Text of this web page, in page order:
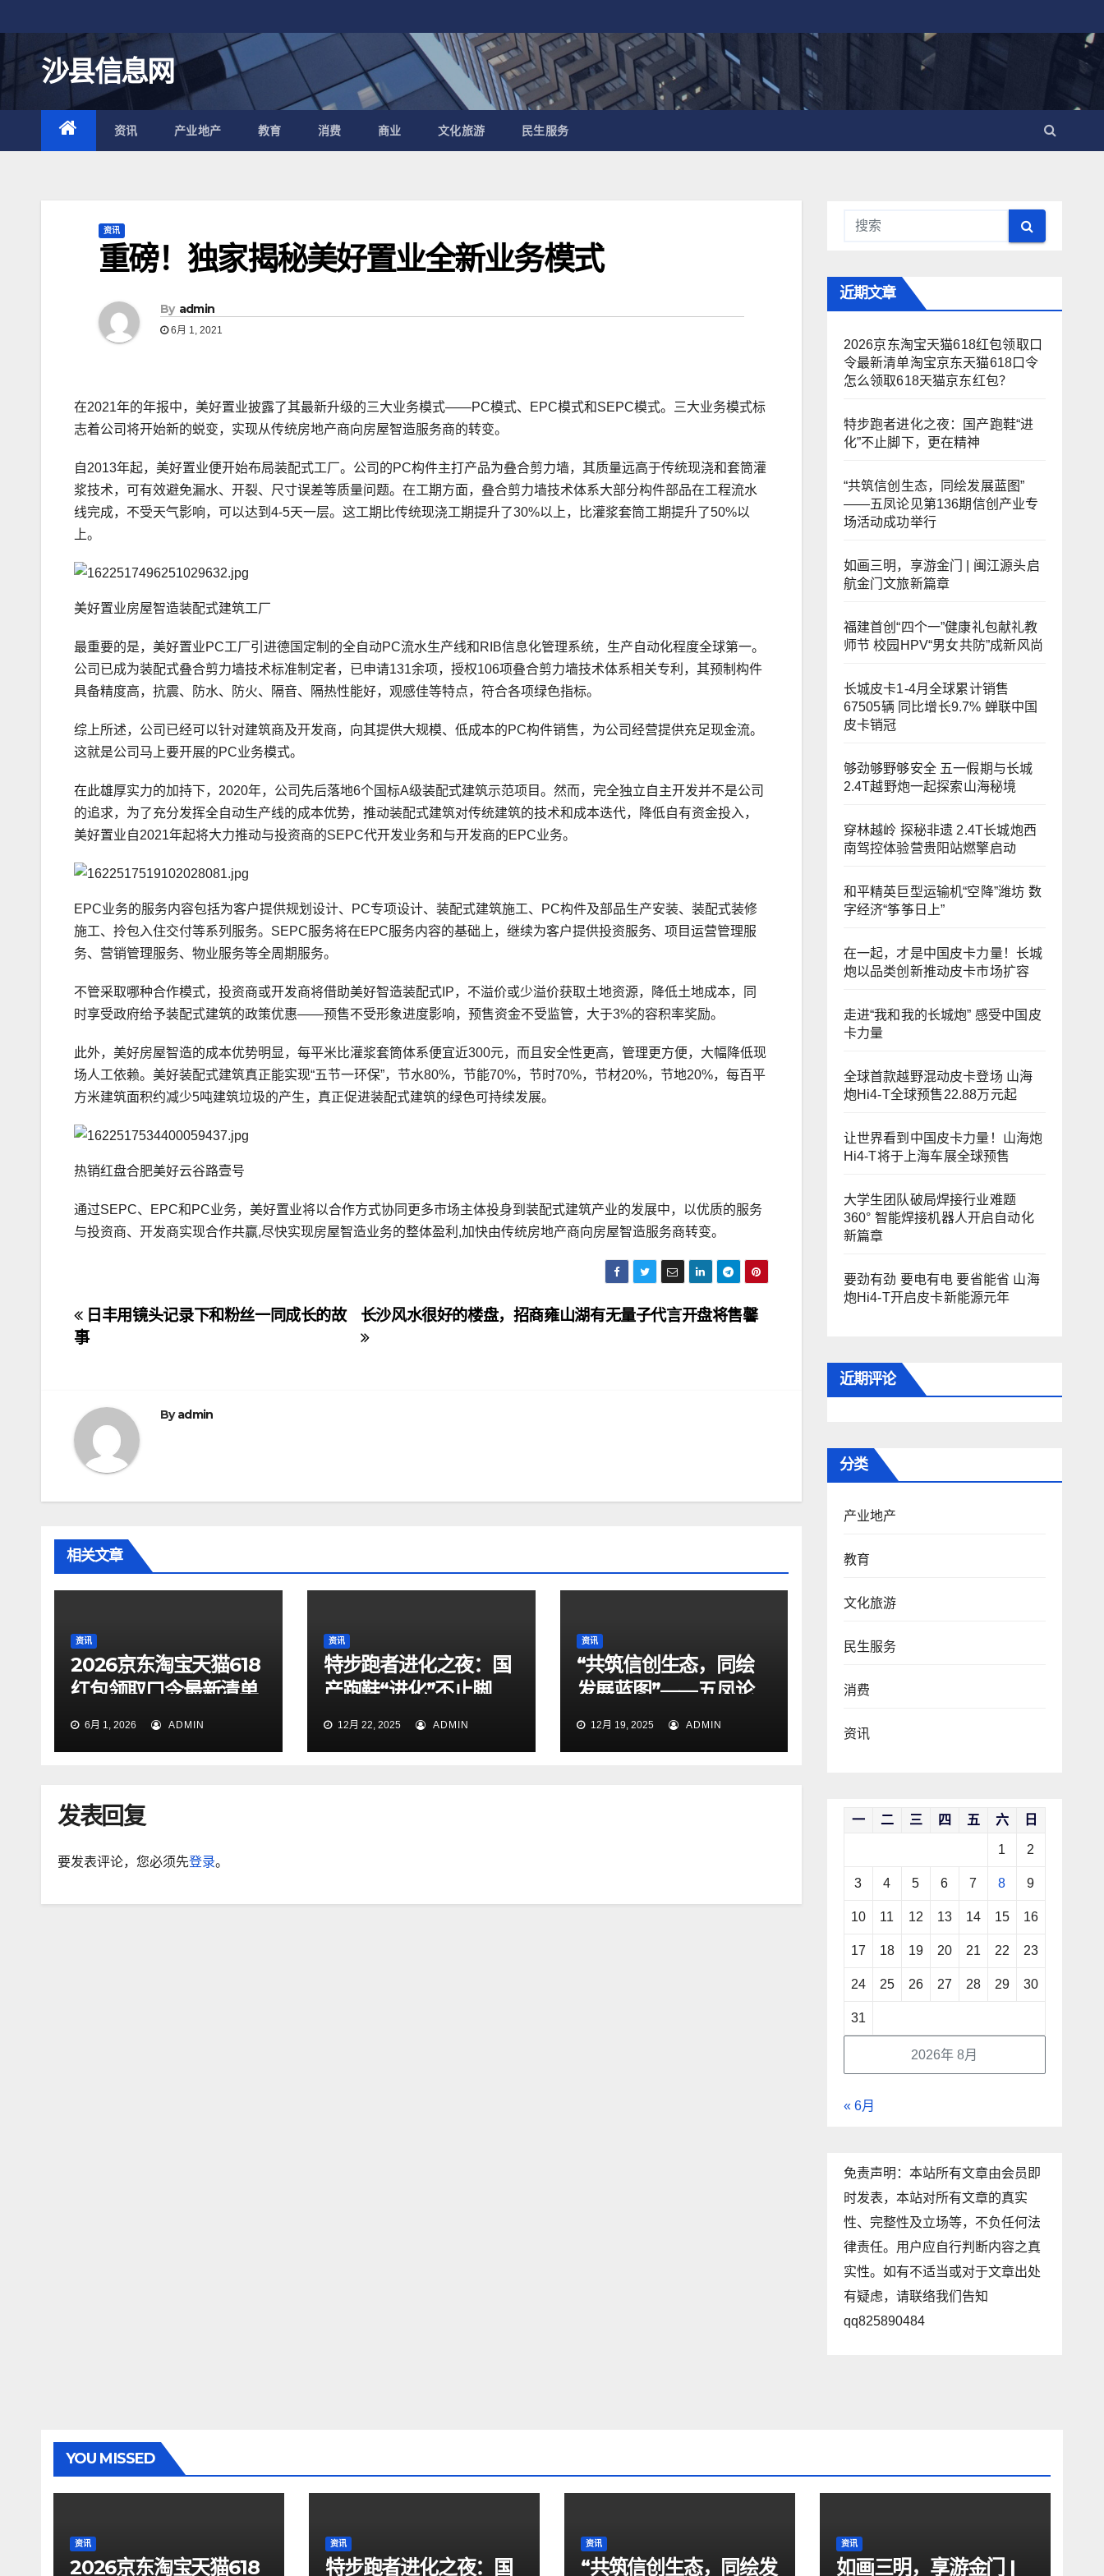
至
内
容
沙县信息网
资讯 产业地产 教育 消费 商业 文化旅游 民生服务
资讯
重磅！独家揭秘美好置业全新业务模式
By admin
6月 1, 2021
在2021年的年报中，美好置业披露了其最新升级的三大业务模式——PC模式、EPC模式和SEPC模式。三大业务模式标
志着公司将开始新的蜕变，实现从传统房地产商向房屋智造服务商的转变。
自2013年起，美好置业便开始布局装配式工厂。公司的PC构件主打产品为叠合剪力墙，其质量远高于传统现浇和套筒灌
浆技术，可有效避免漏水、开裂、尺寸误差等质量问题。在工期方面，叠合剪力墙技术体系大部分构件部品在工程流水
线完成，不受天气影响，可以达到4-5天一层。这工期比传统现浇工期提升了30%以上，比灌浆套筒工期提升了50%以
上。
美好置业房屋智造装配式建筑工厂
最重要的是，美好置业PC工厂引进德国定制的全自动PC流水生产线和RIB信息化管理系统，生产自动化程度全球第一。
公司已成为装配式叠合剪力墙技术标准制定者，已申请131余项，授权106项叠合剪力墙技术体系相关专利，其预制构件
具备精度高，抗震、防水、防火、隔音、隔热性能好，观感佳等特点，符合各项绿色指标。
综上所述，公司已经可以针对建筑商及开发商，向其提供大规模、低成本的PC构件销售，为公司经营提供充足现金流。
这就是公司马上要开展的PC业务模式。
在此雄厚实力的加持下，2020年，公司先后落地6个国标A级装配式建筑示范项目。然而，完全独立自主开发并不是公司
的追求，为了充分发挥全自动生产线的成本优势，推动装配式建筑对传统建筑的技术和成本迭代，降低自有资金投入，
美好置业自2021年起将大力推动与投资商的SEPC代开发业务和与开发商的EPC业务。
EPC业务的服务内容包括为客户提供规划设计、PC专项设计、装配式建筑施工、PC构件及部品生产安装、装配式装修
施工、拎包入住交付等系列服务。SEPC服务将在EPC服务内容的基础上，继续为客户提供投资服务、项目运营管理服
务、营销管理服务、物业服务等全周期服务。
不管采取哪种合作模式，投资商或开发商将借助美好智造装配式IP，不溢价或少溢价获取土地资源，降低土地成本，同
时享受政府给予装配式建筑的政策优惠——预售不受形象进度影响，预售资金不受监管，大于3%的容积率奖励。
此外，美好房屋智造的成本优势明显，每平米比灌浆套筒体系便宜近300元，而且安全性更高，管理更方便，大幅降低现
场人工依赖。美好装配式建筑真正能实现“五节一环保”，节水80%，节能70%，节时70%，节材20%，节地20%，每百平
方米建筑面积约减少5吨建筑垃圾的产生，真正促进装配式建筑的绿色可持续发展。
热销红盘合肥美好云谷路壹号
通过SEPC、EPC和PC业务，美好置业将以合作方式协同更多市场主体投身到装配式建筑产业的发展中，以优质的服务
与投资商、开发商实现合作共赢,尽快实现房屋智造业务的整体盈利,加快由传统房地产商向房屋智造服务商转变。
文
章
航
长沙风水很好的楼盘，招商雍山湖有无量子代言开盘将售馨
日丰用镜头记录下和粉丝一同成长的故
事
Byadmin
相关文章
资讯
2026京东淘宝天猫618
红包领取口令最新清单
淘宝京东天猫618口令
6月 1, 2026 ADMIN
资讯
特步跑者进化之夜：国
产跑鞋“进化”不止脚
下，更在精神
12月 22, 2025 ADMIN
资讯
“共筑信创生态，同绘
发展蓝图”——五凤论
见第136期信创产业专
12月 19, 2025 ADMIN
发表回复
要发表评论，您必须先登录。
近期文章
2026京东淘宝天猫618红包领取口
令最新清单淘宝京东天猫618口令
怎么领取618天猫京东红包？
特步跑者进化之夜：国产跑鞋“进
化”不止脚下，更在精神
“共筑信创生态，同绘发展蓝图”
——五凤论见第136期信创产业专
场活动成功举行
如画三明，享游金门 | 闽江源头启
航金门文旅新篇章
福建首创“四个一”健康礼包献礼教
师节 校园HPV“男女共防”成新风尚
长城皮卡1-4月全球累计销售
67505辆 同比增长9.7% 蝉联中国
皮卡销冠
够劲够野够安全 五一假期与长城
2.4T越野炮一起探索山海秘境
穿林越岭 探秘非遗 2.4T长城炮西
南驾控体验营贵阳站燃擎启动
和平精英巨型运输机“空降”潍坊 数
字经济“筝筝日上”
在一起，才是中国皮卡力量！长城
炮以品类创新推动皮卡市场扩容
走进“我和我的长城炮” 感受中国皮
卡力量
全球首款越野混动皮卡登场 山海
炮Hi4-T全球预售22.88万元起
让世界看到中国皮卡力量！山海炮
Hi4-T将于上海车展全球预售
大学生团队破局焊接行业难题
360° 智能焊接机器人开启自动化
新篇章
要劲有劲 要电有电 要省能省 山海
炮Hi4-T开启皮卡新能源元年
近期评论
分类
产业地产
教育
文化旅游
民生服务
消费
资讯
2026年 8月
一 二 三 四 五 六 日
1 2
3 4 5 6 7 8 9
10 11 12 13 14 15 16
17 18 19 20 21 22 23
24 25 26 27 28 29 30
31
« 6月
免责声明：本站所有文章由会员即
时发表，本站对所有文章的真实
性、完整性及立场等，不负任何法
律责任。用户应自行判断内容之真
实性。如有不适当或对于文章出处
有疑虑，请联络我们告知
qq825890484
YOU MISSED
资讯
2026京东淘宝天猫618
资讯
特步跑者进化之夜：国
资讯
“共筑信创生态，同绘发
资讯
如画三明，享游金门 |